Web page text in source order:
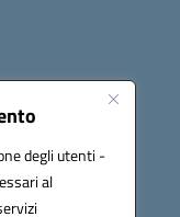
degli utenti -
al